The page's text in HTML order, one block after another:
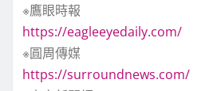
※鷹眼時報
https://eagleeyedaily.com/
※圓周傳媒
https://surroundnews.com/